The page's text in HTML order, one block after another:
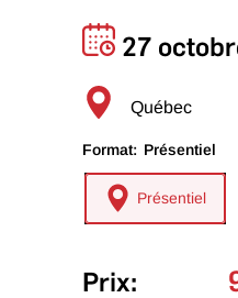
27
Québec
Format: Présentiel
Présentiel
Prix: